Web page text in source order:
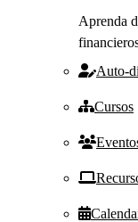
Aprenda
Auto-
Cursos